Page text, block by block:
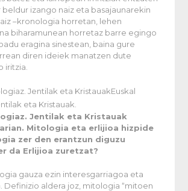
izango naiz eta basajaunarekin
–kronologia horretan, lehen
biharamunean horretaz barre egingo
eragina sinestean, baina gure
diren ideiek manatzen dute
iritzia.
Euskal
eta Kristauak.
Jentilak eta Kristauak
Mitologia eta erlijioa hizpide
zer den erantzun diguzu
da Erlijioa zuretzat?
gauza ezin interesgarriagoa eta
Definizio aldera joz, mitologia “mitoen